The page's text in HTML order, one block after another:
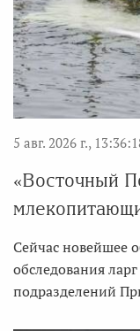
5 авг. 2026 г.,
«Восточный
Сейчас новейшее
обследования
подразделений